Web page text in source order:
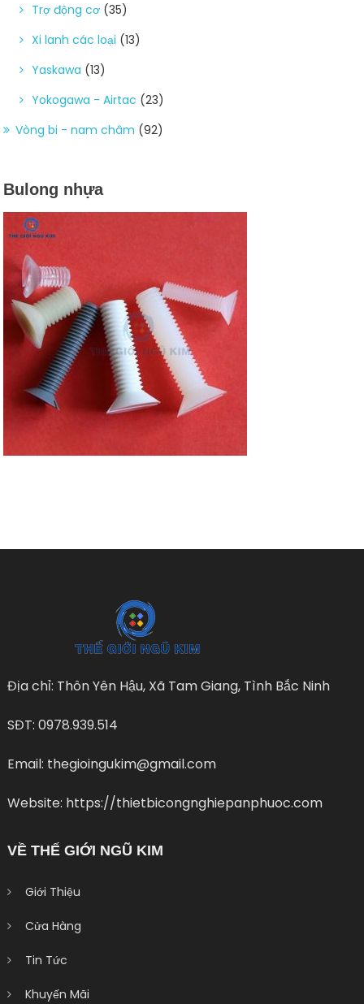
Trợ động cơ (35)
Xi lanh các loại (13)
Yaskawa (13)
Yokogawa - Airtac (23)
Vòng bi - nam châm (92)
Bulong nhựa
Địa chỉ: Thôn Yên Hậu, Xã Tam Giang, Tình Bắc Ninh
SĐT: 0978.939.514
Email: thegioingukim@gmail.com
Website: https://thietbicongnghiepanphuoc.com
VỀ THẾ GIỚI NGŨ KIM
Giới Thiệu
Cửa Hàng
Tin Tức
Khuyến Mãi